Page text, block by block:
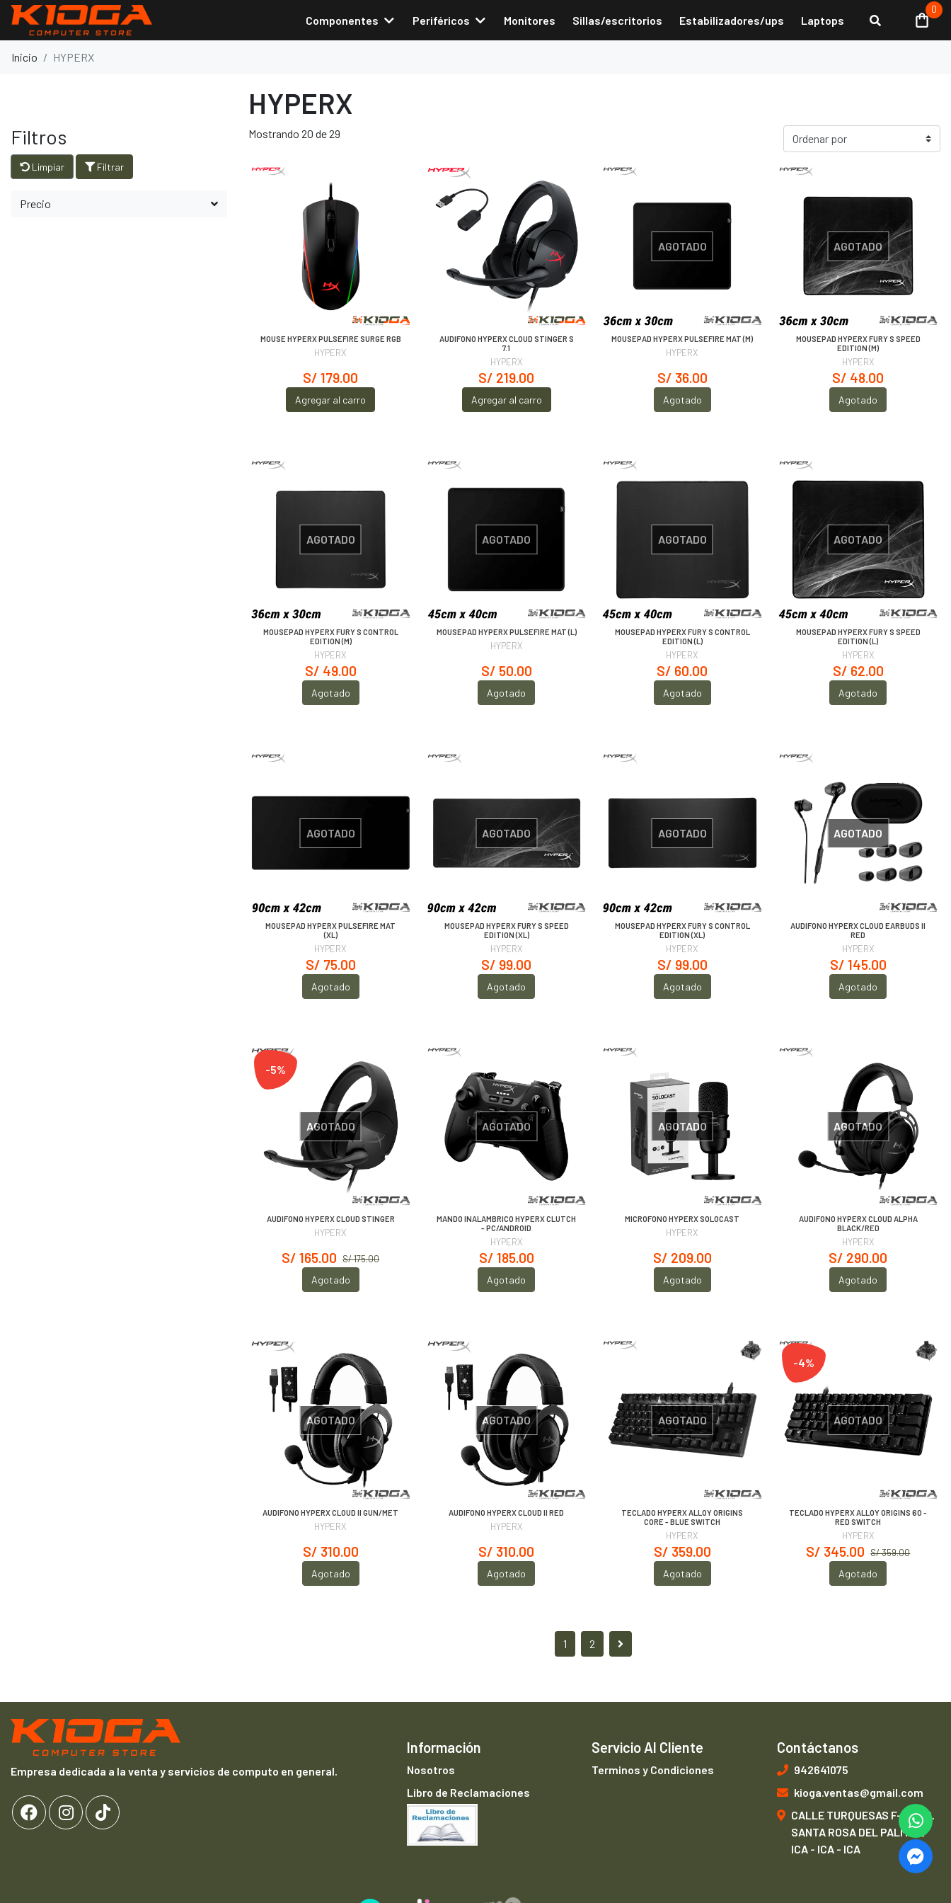
Componentes Periféricos Monitores Sillas/escritorios Estabilizadores/ups Laptops
0
Inicio HYPERX
HYPERX
Filtros
Limpiar Filtrar
Precio
Mostrando 20 de 29
MOUSE HYPERX PULSEFIRE SURGE RGB
HYPERX
S/ 179.00
Agregar al carro
AUDIFONO HYPERX CLOUD STINGER S
7.1
HYPERX
S/ 219.00
Agregar al carro
AGOTADO
MOUSEPAD HYPERX PULSEFIRE MAT (M)
HYPERX
S/ 36.00
Agotado
AGOTADO
MOUSEPAD HYPERX FURY S SPEED
EDITION (M)
HYPERX
S/ 48.00
Agotado
AGOTADO
MOUSEPAD HYPERX FURY S CONTROL
EDITION (M)
HYPERX
S/ 49.00
Agotado
AGOTADO
MOUSEPAD HYPERX PULSEFIRE MAT (L)
HYPERX
S/ 50.00
Agotado
AGOTADO
MOUSEPAD HYPERX FURY S CONTROL
EDITION (L)
HYPERX
S/ 60.00
Agotado
AGOTADO
MOUSEPAD HYPERX FURY S SPEED
EDITION (L)
HYPERX
S/ 62.00
Agotado
AGOTADO
MOUSEPAD HYPERX PULSEFIRE MAT
(XL)
HYPERX
S/ 75.00
Agotado
AGOTADO
MOUSEPAD HYPERX FURY S SPEED
EDITION (XL)
HYPERX
S/ 99.00
Agotado
AGOTADO
MOUSEPAD HYPERX FURY S CONTROL
EDITION (XL)
HYPERX
S/ 99.00
Agotado
AGOTADO
AUDIFONO HYPERX CLOUD EARBUDS II
RED
HYPERX
S/ 145.00
Agotado
-5%
AGOTADO
AUDIFONO HYPERX CLOUD STINGER
HYPERX
S/ 175.00
S/ 165.00
Agotado
AGOTADO
MANDO INALAMBRICO HYPERX CLUTCH
- PC/ANDROID
HYPERX
S/ 185.00
Agotado
AGOTADO
MICROFONO HYPERX SOLOCAST
HYPERX
S/ 209.00
Agotado
AGOTADO
AUDIFONO HYPERX CLOUD ALPHA
BLACK/RED
HYPERX
S/ 290.00
Agotado
AGOTADO
AUDIFONO HYPERX CLOUD II GUN/MET
HYPERX
S/ 310.00
Agotado
AGOTADO
AUDIFONO HYPERX CLOUD II RED
HYPERX
S/ 310.00
Agotado
AGOTADO
TECLADO HYPERX ALLOY ORIGINS
CORE - BLUE SWITCH
HYPERX
S/ 359.00
Agotado
-4%
AGOTADO
TECLADO HYPERX ALLOY ORIGINS 60 -
RED SWITCH
HYPERX
S/ 359.00
S/ 345.00
Agotado
1 2
Empresa dedicada a la venta y servicios de computo en general.
Información
Nosotros
Libro de Reclamaciones
Servicio Al Cliente
Terminos y Condiciones
Contáctanos
942641075
kioga.ventas@gmail.com
CALLE TURQUESAS F-1, URB.
SANTA ROSA DEL PALMAR,
ICA - ICA - ICA